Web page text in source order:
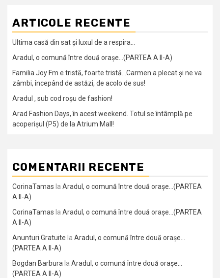
ARTICOLE RECENTE
Ultima casă din sat și luxul de a respira…
Aradul, o comună între două orașe…(PARTEA A II-A)
Familia Joy Fm e tristă, foarte tristă…Carmen a plecat și ne va
zâmbi, începând de astăzi, de acolo de sus!
Aradul , sub cod roșu de fashion!
Arad Fashion Days, în acest weekend. Totul se întâmplă pe
acoperișul (P5) de la Atrium Mall!
COMENTARII RECENTE
CorinaTamas la Aradul, o comună între două orașe…(PARTEA
A II-A)
CorinaTamas la Aradul, o comună între două orașe…(PARTEA
A II-A)
Anunturi Gratuite la Aradul, o comună între două orașe…
(PARTEA A II-A)
Bogdan Barbura la Aradul, o comună între două orașe…
(PARTEA A II-A)